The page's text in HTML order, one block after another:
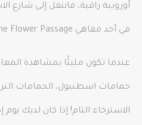
أوروبية راقية، فانتقل إلى شارع
في أحد مقاهي The Flower Passage.
عندما تكون مليئًا بمشاهدة
حمامات اسطنبول، الحمامات
الاسترخاء التام! إذا كان لديك